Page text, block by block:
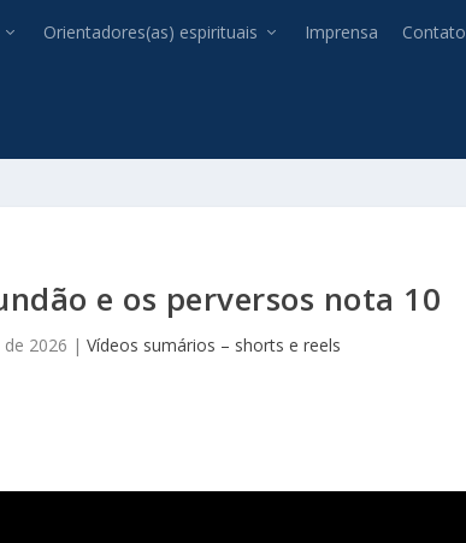
Orientadores(as) espirituais Imprensa Contato
e os perversos nota 10
2026 | Vídeos sumários – shorts e reels